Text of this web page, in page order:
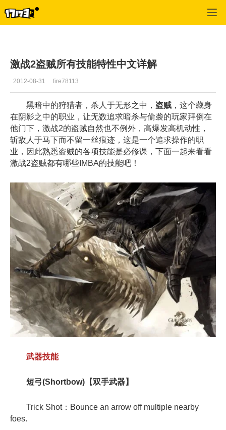
激战2盗贼所有技能特性中文详解
2012-08-31 fire78113
黑暗中的狩猎者，杀人于无形之中， 盗贼 ，这个藏身
在阴影之中的职业，让无数追求暗杀与偷袭的玩家拜倒在
他门下，激战2的盗贼自然也不例外，高爆发高机动性，
斩敌人于马下而不留一丝痕迹，这是一个追求操作的职
业，因此熟悉盗贼的各项技能是必修课，下面一起来看看
激战2盗贼都有哪些IMBA的技能吧！
武器技能
短弓(Shortbow)【双手武器】
Trick Shot：Bounce an arrow off multiple nearby
foes.